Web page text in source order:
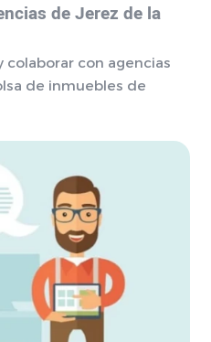
de Jerez de la
colaborar con agencias
de inmuebles de